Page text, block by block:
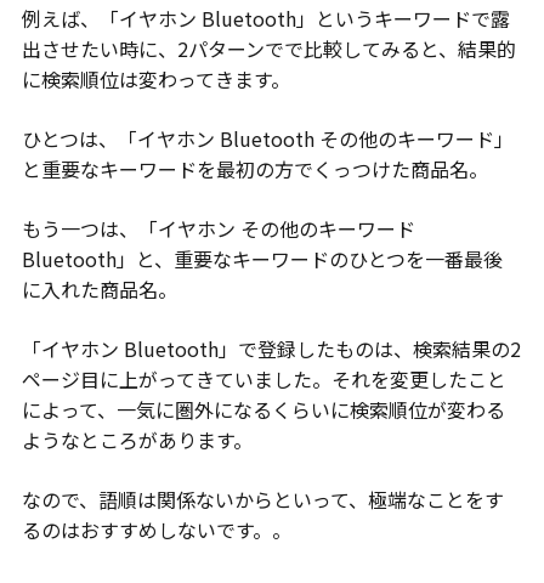
例えば、「イヤホン Bluetooth」というキーワードで露
出させたい時に、2パターンでで比較してみると、結果的
に検索順位は変わってきます。
ひとつは、「イヤホン Bluetooth その他のキーワード」
と重要なキーワードを最初の方でくっつけた商品名。
もう一つは、「イヤホン その他のキーワード
Bluetooth」と、重要なキーワードのひとつを一番最後
に入れた商品名。
「イヤホン Bluetooth」で登録したものは、検索結果の2
ページ目に上がってきていました。それを変更したこと
によって、一気に圏外になるくらいに検索順位が変わる
ようなところがあります。
なので、語順は関係ないからといって、極端なことをす
るのはおすすめしないです。。